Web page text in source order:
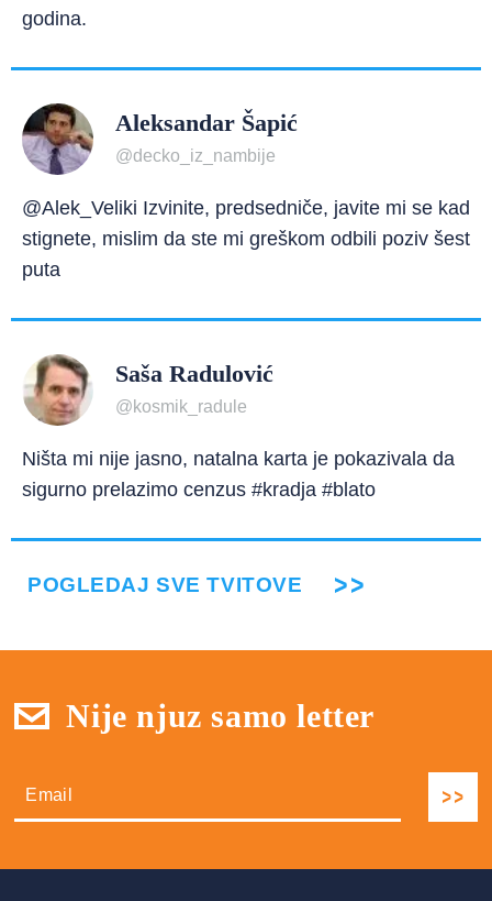
godina.
Aleksandar Šapić
@decko_iz_nambije
@Alek_Veliki Izvinite, predsedniče, javite mi se kad
stignete, mislim da ste mi greškom odbili poziv šest
puta
Saša Radulović
@kosmik_radule
Ništa mi nije jasno, natalna karta je pokazivala da
sigurno prelazimo cenzus #kradja #blato
POGLEDAJ SVE TVITOVE
Nije njuz samo letter